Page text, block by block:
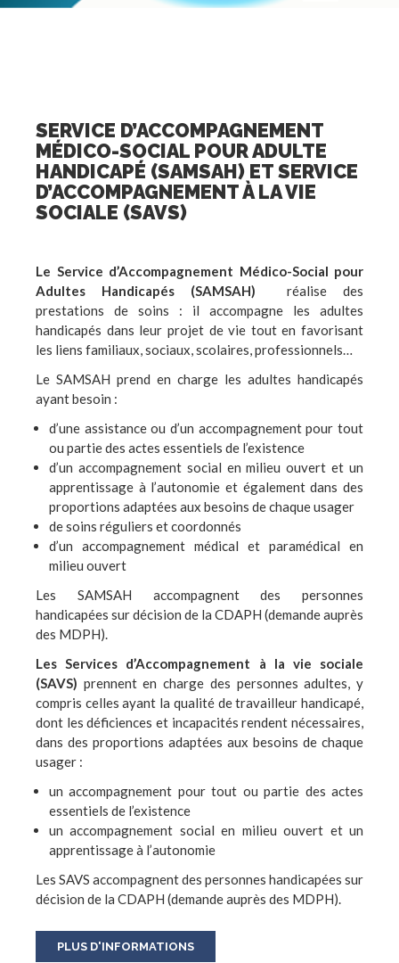
SERVICE D’ACCOMPAGNEMENT
MÉDICO-SOCIAL POUR ADULTE
HANDICAPÉ (SAMSAH) ET SERVICE
D’ACCOMPAGNEMENT À LA VIE
SOCIALE (SAVS)
Le Service d’Accompagnement Médico-Social pour
Adultes Handicapés (SAMSAH) réalise des
prestations de soins : il accompagne les adultes
handicapés dans leur projet de vie tout en favorisant
les liens familiaux, sociaux, scolaires, professionnels…
Le SAMSAH prend en charge les adultes handicapés
ayant besoin :
d’une assistance ou d’un accompagnement pour tout
ou partie des actes essentiels de l’existence
d’un accompagnement social en milieu ouvert et un
apprentissage à l’autonomie et également dans des
proportions adaptées aux besoins de chaque usager
de soins réguliers et coordonnés
d’un accompagnement médical et paramédical en
milieu ouvert
Les SAMSAH accompagnent des personnes
handicapées sur décision de la CDAPH (demande auprès
des MDPH).
Les Services d’Accompagnement à la vie sociale
(SAVS) prennent en charge des personnes adultes, y
compris celles ayant la qualité de travailleur handicapé,
dont les déficiences et incapacités rendent nécessaires,
dans des proportions adaptées aux besoins de chaque
usager :
un accompagnement pour tout ou partie des actes
essentiels de l’existence
un accompagnement social en milieu ouvert et un
apprentissage à l’autonomie
Les SAVS accompagnent des personnes handicapées sur
décision de la CDAPH (demande auprès des MDPH).
PLUS D'INFORMATIONS